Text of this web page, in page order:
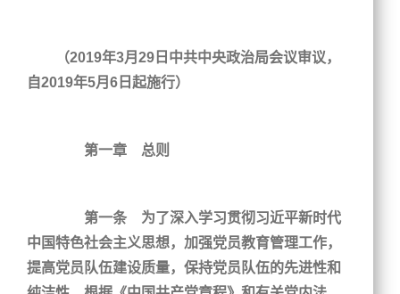
（2019年3月29日中共中央政治局会议审议，
自2019年5月6日起施行）
第一章 总则
第一条 为了深入学习贯彻习近平新时代
中国特色社会主义思想，加强党员教育管理工作，
提高党员队伍建设质量，保持党员队伍的先进性和